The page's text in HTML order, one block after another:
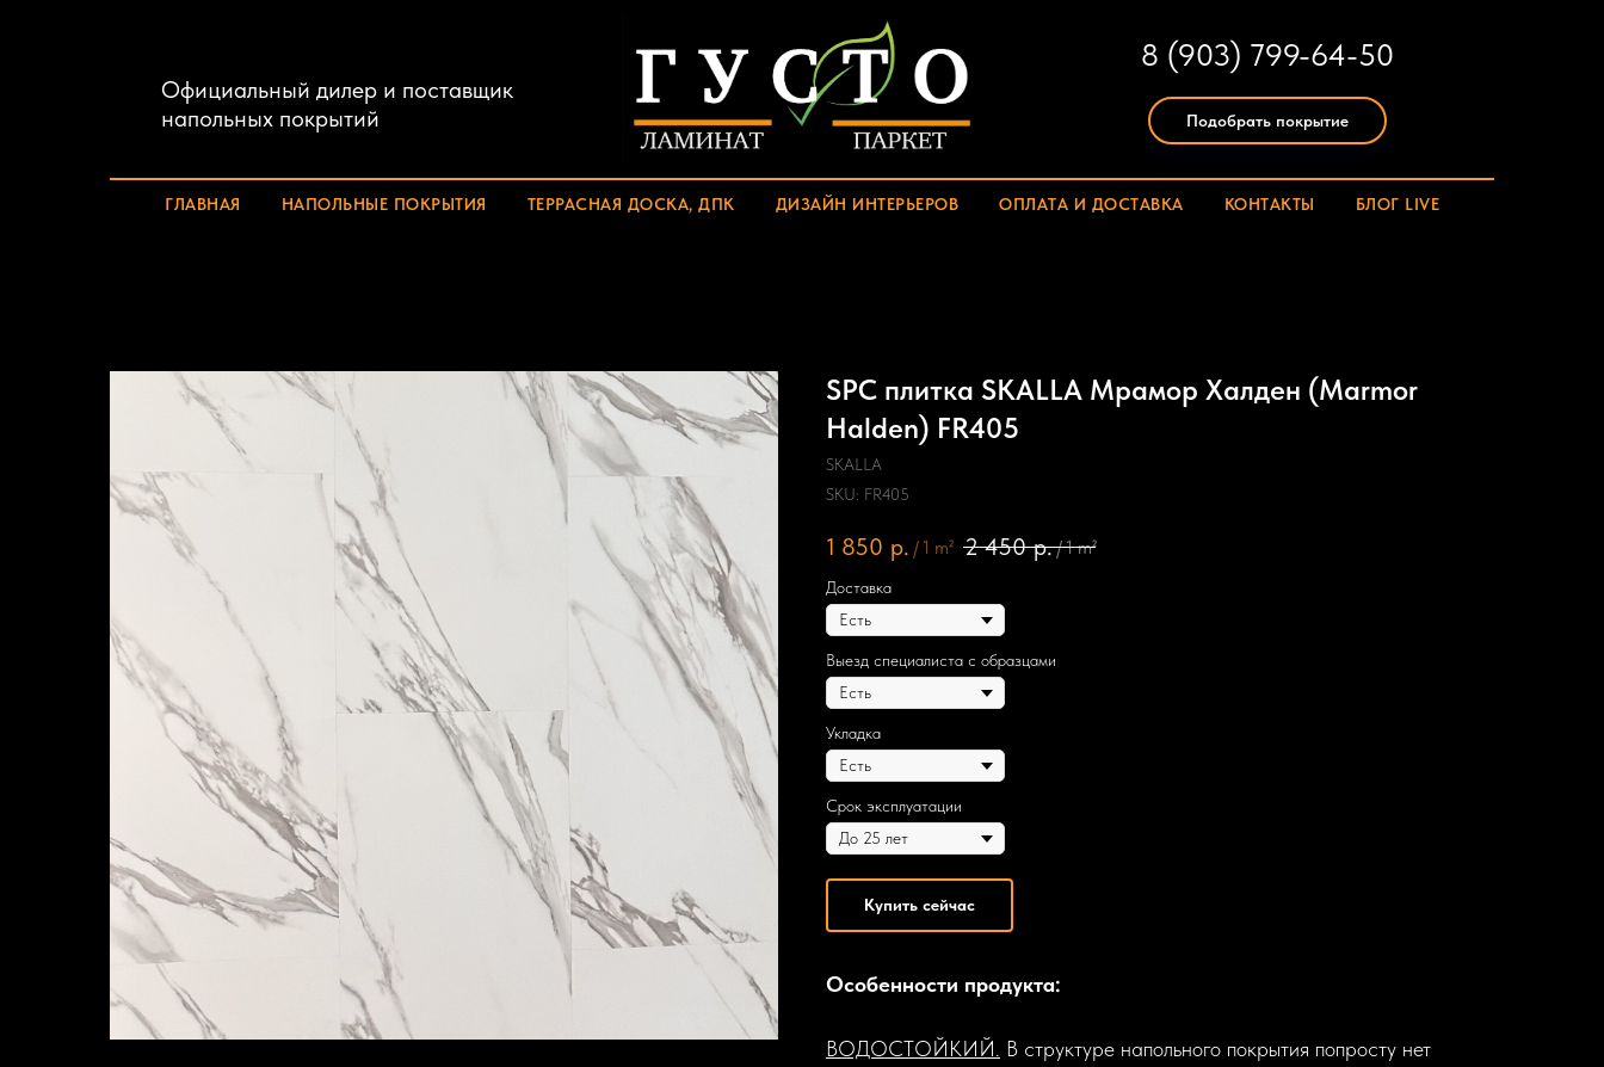
Официальный дилер и поставщик
напольных покрытий
8 (903) 799-64-50
Подобрать покрытие
ГЛАВНАЯ НАПОЛЬНЫЕ ПОКРЫТИЯ ТЕРРАСНАЯ ДОСКА, ДПК ДИЗАЙН ИНТЕРЬЕРОВ ОПЛАТА И ДОСТАВКА КОНТАКТЫ БЛОГ LIVE
SPC плитка SKALLA Мрамор Халден (Marmor
Halden) FR405
SKALLA
SKU: FR405
1 850 р. / 1 m² 2 450 р./1 m²
Доставка
Выезд специалиста с образцами
Укладка
Срок эксплуатации
Купить сейчас
Особенности продукта:
ВОДОСТОЙКИЙ. В структуре напольного покрытия попросту нет